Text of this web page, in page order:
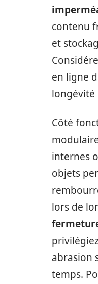
contenu
et
en ligne
longévité
Côté
internes
objets
lors de
abrasion
temps.